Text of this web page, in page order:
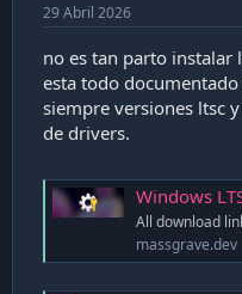
29 Abril 2026
no es tan parto instalar
esta todo documentado
siempre versiones ltsc
de drivers.
Windows
All download
massgrave.dev